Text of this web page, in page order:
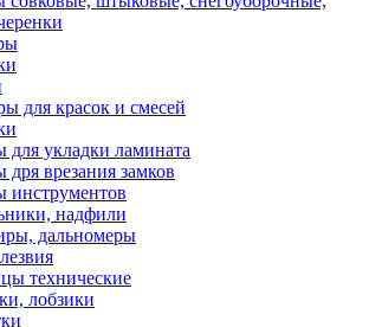
для красок и смесей
для укладки ламината
дря врезания замков
инструментов
надфили
дальномеры
технические
лобзики